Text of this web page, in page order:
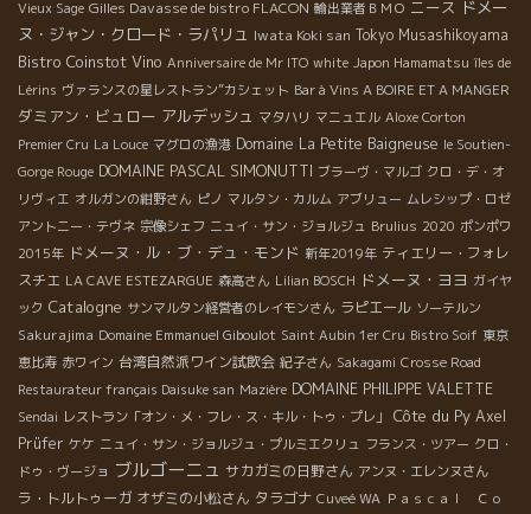
Vieux Sage Gilles Davasse de bistro FLACON 輸出業者ＢＭＯ ニース ドメー
ヌ・ジャン・クロード・ラパリュ Iwata Koki san Tokyo Musashikoyama
Bistro Coinstot Vino Anniversaire de Mr ITO white Japon Hamamatsu îles de
Lérins ヴァランスの星レストラン”カシェット Bar à Vins A BOIRE ET A MANGER
ダミアン・ビュロー アルデッシュ マタハリ マニュエル Aloxe Corton
Premier Cru La Louce マグロの漁港 Domaine La Petite Baigneuse le Soutien-
Gorge Rouge DOMAINE PASCAL SIMONUTTI ブラーヴ・マルゴ クロ・デ・オ
リヴィエ オルガンの紺野さん ピノ マルタン・カルム アブリュー ムレシップ・ロゼ
アントニー・テヴネ 宗像シェフ ニュイ・サン・ジョルジュ Brulius 2020 ポンポワ
2015年 ドメーヌ・ル・ブ・デュ・モンド 新年2019年 ティエリー・フォレ
スチエ LA CAVE ESTEZARGUE 森高さん Lilian BOSCH ドメーヌ・ヨヨ ガイヤ
ック Catalogne サンマルタン経営者のレイモンさん ラピエール ソーテルン
Sakurajima Domaine Emmanuel Giboulot Saint Aubin 1er Cru Bistro Soif 東京
恵比寿 赤ワイン 台湾自然派ワイン試飲会 紀子さん Sakagami Crosse Road
Restaurateur français Daisuke san Mazière DOMAINE PHILIPPE VALETTE
Sendai レストラン「オン・メ・フレ・ス・キル・トゥ・プレ」 Côte du Py Axel
Prüfer ケケ ニュイ・サン・ジョルジュ・プルミエクリュ フランス・ツアー クロ・
ドゥ・ヴージョ ブルゴーニュ サカガミの日野さん アンヌ・エレンヌさん
ラ・トルトゥーガ オザミの小松さん タラゴナ Cuveé WA Ｐａｓｃａｌ Ｃｏ